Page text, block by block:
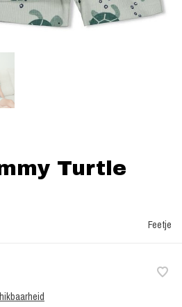
Turtle
Feetje